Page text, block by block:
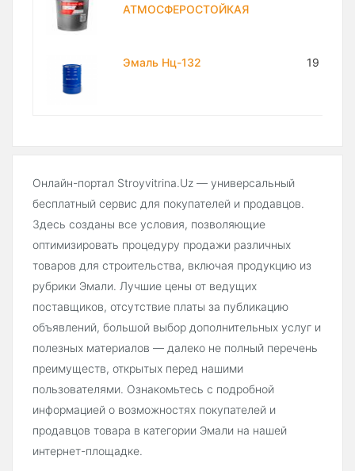
АТМОСФЕРОСТОЙКАЯ
Эмаль Нц-132 19 600
Онлайн-портал Stroyvitrina.Uz — универсальный
бесплатный сервис для покупателей и продавцов.
Здесь созданы все условия, позволяющие
оптимизировать процедуру продажи различных
товаров для строительства, включая продукцию из
рубрики Эмали. Лучшие цены от ведущих
поставщиков, отсутствие платы за публикацию
объявлений, большой выбор дополнительных услуг и
полезных материалов — далеко не полный перечень
преимуществ, открытых перед нашими
пользователями. Ознакомьтесь с подробной
информацией о возможностях покупателей и
продавцов товара в категории Эмали на нашей
интернет-площадке.